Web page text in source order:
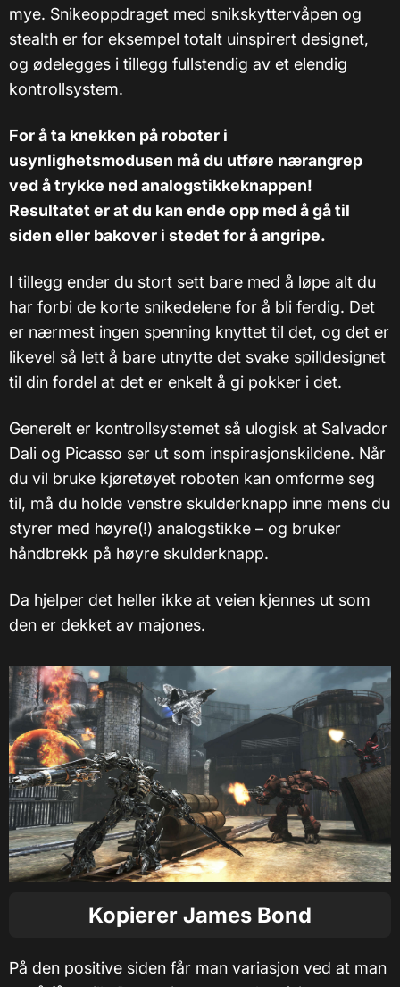
mye. Snikeoppdraget med snikskyttervåpen og
stealth er for eksempel totalt uinspirert designet,
og ødelegges i tillegg fullstendig av et elendig
kontrollsystem.
For å ta knekken på roboter i
usynlighetsmodusen må du utføre nærangrep
ved å trykke ned analogstikkeknappen!
Resultatet er at du kan ende opp med å gå til
siden eller bakover i stedet for å angripe.
I tillegg ender du stort sett bare med å løpe alt du
har forbi de korte snikedelene for å bli ferdig. Det
er nærmest ingen spenning knyttet til det, og det er
likevel så lett å bare utnytte det svake spilldesignet
til din fordel at det er enkelt å gi pokker i det.
Generelt er kontrollsystemet så ulogisk at Salvador
Dali og Picasso ser ut som inspirasjonskildene. Når
du vil bruke kjøretøyet roboten kan omforme seg
til, må du holde venstre skulderknapp inne mens du
styrer med høyre(!) analogstikke – og bruker
håndbrekk på høyre skulderknapp.
Da hjelper det heller ikke at veien kjennes ut som
den er dekket av majones.
Kopierer James Bond
På den positive siden får man variasjon ved at man